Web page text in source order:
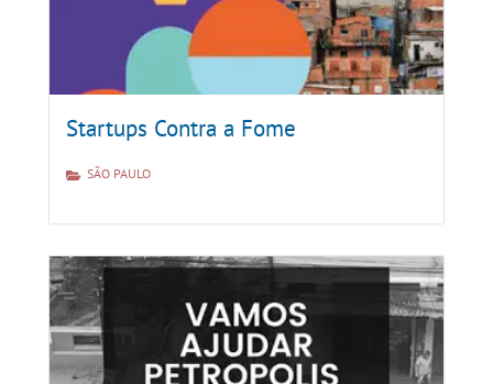
Startups Contra a Fome
SÃO PAULO